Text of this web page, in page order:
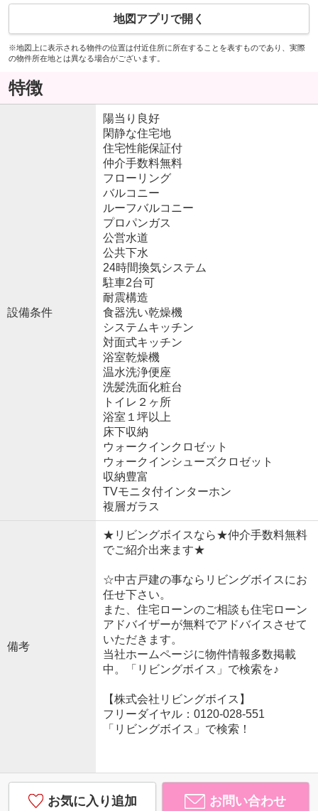
地図アプリで開く
※地図上に表示される物件の位置は付近住所に所在することを表すものであり、実際
の物件所在地とは異なる場合がございます。
特徴
設備条件
陽当り良好
閑静な住宅地
住宅性能保証付
仲介手数料無料
フローリング
バルコニー
ルーフバルコニー
プロパンガス
公営水道
公共下水
24時間換気システム
駐車2台可
耐震構造
食器洗い乾燥機
システムキッチン
対面式キッチン
浴室乾燥機
温水洗浄便座
洗髪洗面化粧台
トイレ２ヶ所
浴室１坪以上
床下収納
ウォークインクロゼット
ウォークインシューズクロゼット
収納豊富
TVモニタ付インターホン
複層ガラス
備考
★リビングボイスなら★仲介手数料無料
でご紹介出来ます★
☆中古戸建の事ならリビングボイスにお
任せ下さい。
また、住宅ローンのご相談も住宅ローン
アドバイザーが無料でアドバイスさせて
いただきます。
当社ホームページに物件情報多数掲載
中。「リビングボイス」で検索を♪
【株式会社リビングボイス】
フリーダイヤル：0120-028-551
「リビングボイス」で検索！
お気に入り追加 お問い合わせ